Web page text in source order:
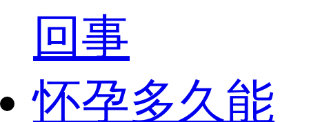
回事
怀孕多久能